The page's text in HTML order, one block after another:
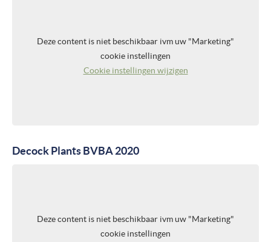
Deze content is niet beschikbaar ivm uw "Marketing"
cookie instellingen
Cookie instellingen wijzigen
Decock Plants BVBA 2020
Deze content is niet beschikbaar ivm uw "Marketing"
cookie instellingen